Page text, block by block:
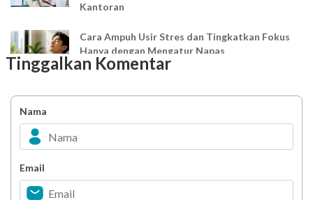
Kantoran
Cara Ampuh Usir Stres dan Tingkatkan Fokus
Hanya dengan Mengatur Napas
Bahagia dalam Tubuh
Minuman Manis, Teman atau Ancaman?
Tinggalkan Komentar
Nama
Email